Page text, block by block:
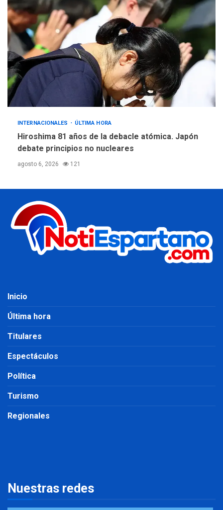
INTERNACIONALES ÚLTIMA HORA
Hiroshima 81 años de la debacle atómica. Japón
debate principios no nucleares
agosto 6, 2026 121
Inicio
Última hora
Titulares
Espectáculos
Política
Turismo
Regionales
Nuestras redes